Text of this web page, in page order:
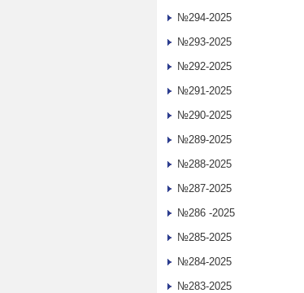
№294-2025
№293-2025
№292-2025
№291-2025
№290-2025
№289-2025
№288-2025
№287-2025
№286 -2025
№285-2025
№284-2025
№283-2025